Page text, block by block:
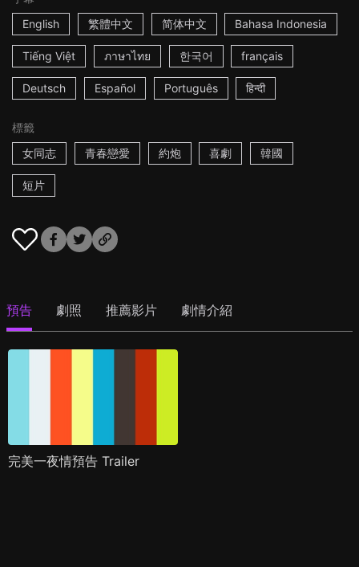
English
繁體中文 简体中文 Bahasa Indonesia
Tiếng Việt ภาษาไทย 한국어 français
Deutsch Español Português हिन्दी
標籤
女同志
青春戀愛 約炮 喜劇 韓國
短片
預告 劇照 推薦影片 劇情介紹
完美一夜情預告 Trailer